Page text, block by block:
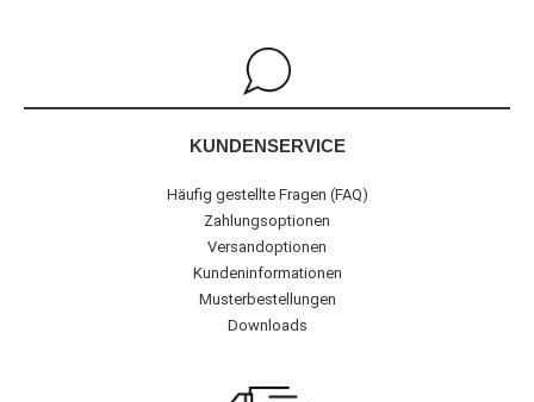
KUNDENSERVICE
Häufig gestellte Fragen (FAQ)
Zahlungsoptionen
Versandoptionen
Kundeninformationen
Musterbestellungen
Downloads